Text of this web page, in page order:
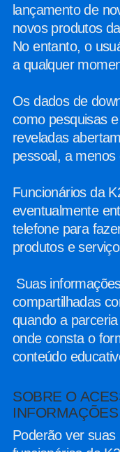
lançamento de
novos produtos
No entanto, o
a qualquer
Os dados de
como pesquisas
reveladas
pessoal, a menos
Funcionários da
eventualmente
telefone para
produtos e
Suas
compartilhadas
quando a
onde consta o
conteúdo
SOBRE O
Poderão ver